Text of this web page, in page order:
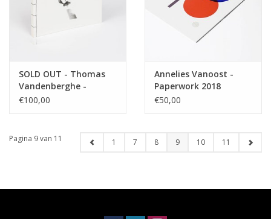
SOLD OUT - Thomas
Vandenberghe -
Bangkok
€100,00
Annelies Vanoost -
Paperwork 2018
€50,00
Pagina 9 van 11 1 7 8 9 10 11